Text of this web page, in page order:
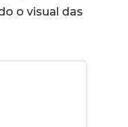
o visual das